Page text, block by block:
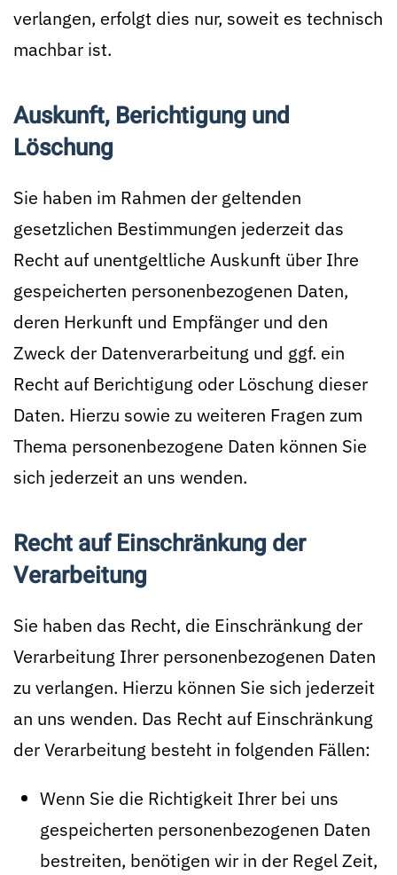
verlangen, erfolgt dies nur, soweit es technisch
machbar ist.
Auskunft, Berichtigung und
Löschung
Sie haben im Rahmen der geltenden
gesetzlichen Bestimmungen jederzeit das
Recht auf unentgeltliche Auskunft über Ihre
gespeicherten personenbezogenen Daten,
deren Herkunft und Empfänger und den
Zweck der Datenverarbeitung und ggf. ein
Recht auf Berichtigung oder Löschung dieser
Daten. Hierzu sowie zu weiteren Fragen zum
Thema personenbezogene Daten können Sie
sich jederzeit an uns wenden.
Recht auf Einschränkung der
Verarbeitung
Sie haben das Recht, die Einschränkung der
Verarbeitung Ihrer personenbezogenen Daten
zu verlangen. Hierzu können Sie sich jederzeit
an uns wenden. Das Recht auf Einschränkung
der Verarbeitung besteht in folgenden Fällen:
Wenn Sie die Richtigkeit Ihrer bei uns
gespeicherten personenbezogenen Daten
bestreiten, benötigen wir in der Regel Zeit,